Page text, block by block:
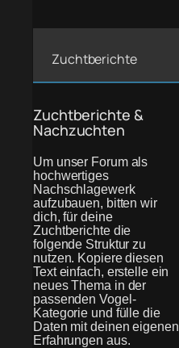
Zuchtberichte
Zuchtberichte &
Nachzuchten
Um unser Forum als
hochwertiges
Nachschlagewerk
aufzubauen, bitten wir
dich, für deine
Zuchtberichte die
folgende Struktur zu
nutzen. Kopiere diesen
Text einfach, erstelle ein
neues Thema in der
passenden Vogel-
Kategorie und fülle die
Daten mit deinen eigenen
Erfahrungen aus.